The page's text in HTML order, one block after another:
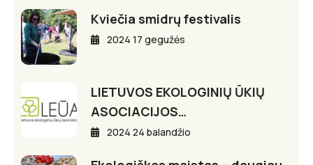
Kviečia smidrų festivalis
2024 17 gegužės
LIETUVOS EKOLOGINIŲ ŪKIŲ
ASOCIACIJOS…
2024 24 balandžio